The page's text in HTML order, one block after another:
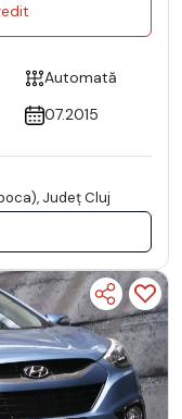
Automată
07.2015
Județ Cluj